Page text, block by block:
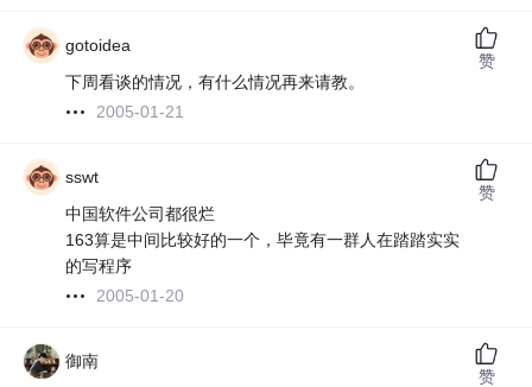
gotoidea
下周看谈的情况，有什么情况再来请教。
2005-01-21
赞
sswt
中国软件公司都很烂
163算是中间比较好的一个，毕竟有一群人在踏踏实实
的写程序
2005-01-20
赞
御南
赞